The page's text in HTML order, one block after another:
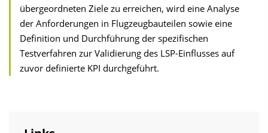
übergeordneten Ziele zu erreichen, wird eine Analyse
der Anforderungen in Flugzeugbauteilen sowie eine
Definition und Durchführung der spezifischen
Testverfahren zur Validierung des LSP-Einflusses auf
zuvor definierte KPI durchgeführt.